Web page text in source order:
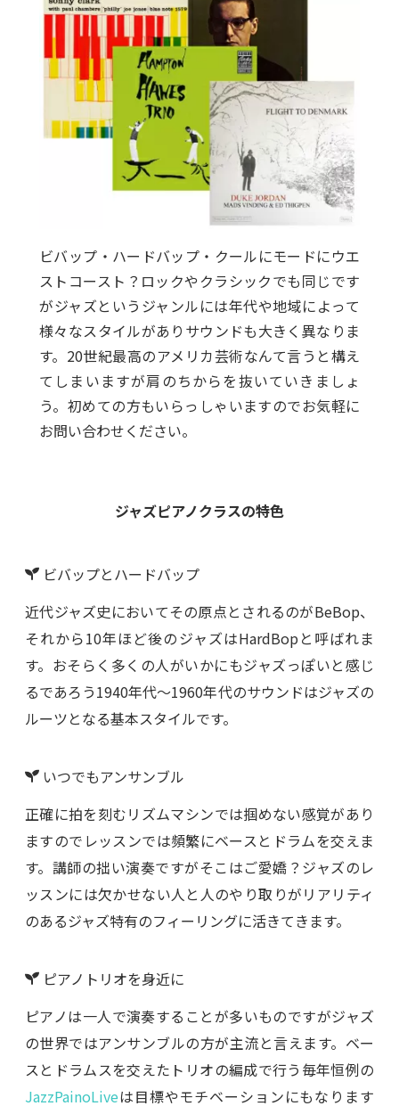
ビバップ・ハードバップ・クールにモードにウエ
ストコースト？ロックやクラシックでも同じです
がジャズというジャンルには年代や地域によって
様々なスタイルがありサウンドも大きく異なりま
す。20世紀最高のアメリカ芸術なんて言うと構え
てしまいますが肩のちからを抜いていきましょ
う。初めての方もいらっしゃいますのでお気軽に
お問い合わせください。
ジャズピアノクラスの特色
ビバップとハードバップ
近代ジャズ史においてその原点とされるのがBeBop、
それから10年ほど後のジャズはHardBopと呼ばれま
す。おそらく多くの人がいかにもジャズっぽいと感じ
るであろう1940年代〜1960年代のサウンドはジャズの
ルーツとなる基本スタイルです。
いつでもアンサンブル
正確に拍を刻むリズムマシンでは掴めない感覚があり
ますのでレッスンでは頻繁にベースとドラムを交えま
す。講師の拙い演奏ですがそこはご愛嬌？ジャズのレ
ッスンには欠かせない人と人のやり取りがリアリティ
のあるジャズ特有のフィーリングに活きてきます。
ピアノトリオを身近に
ピアノは一人で演奏することが多いものですがジャズ
の世界ではアンサンブルの方が主流と言えます。ベー
スとドラムスを交えたトリオの編成で行う毎年恒例の
JazzPainoLiveは目標やモチベーションにもなります